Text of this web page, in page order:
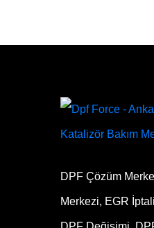
DPF Çözüm
Merkezi, EGR